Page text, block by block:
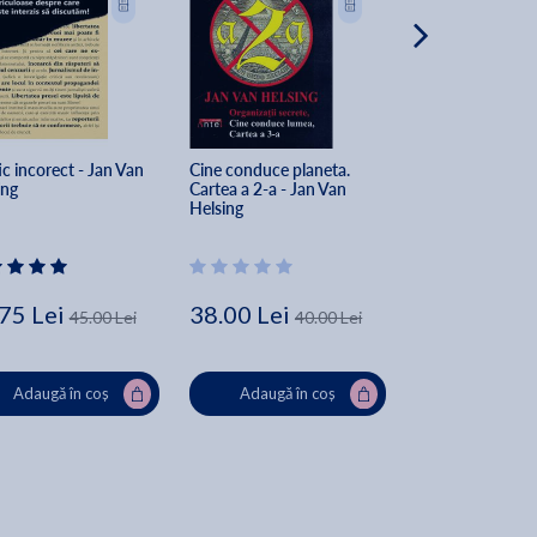
incorect - Jan Van
Lei 45.00 Lei
Adaugă în coș
Cine conduce planeta.
Cartea a 2-a - Jan Van
Helsing
38.00 Lei 40.00 Lei
Adaugă în coș